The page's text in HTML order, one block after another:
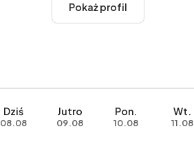
Pokaż profil
Dziś
08.08
Jutro
09.08
Pon.
10.08
Wt.
11.08